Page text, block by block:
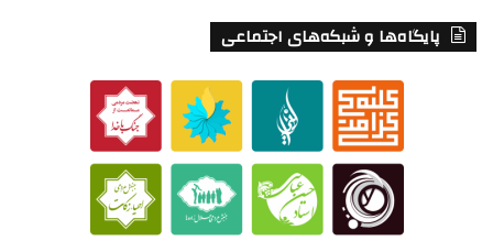
پایگاه‌ها و شبکه‌های اجتماعی